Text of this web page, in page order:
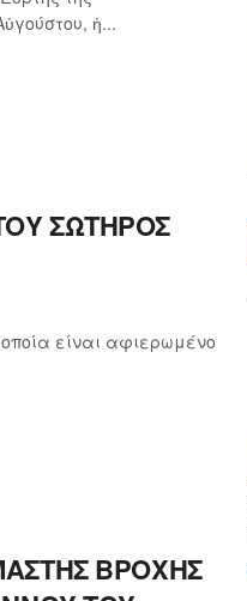
ἡ...
ΣΩΤΗΡΟΣ
είναι αφιερωμένο
ΒΡΟΧΗΣ